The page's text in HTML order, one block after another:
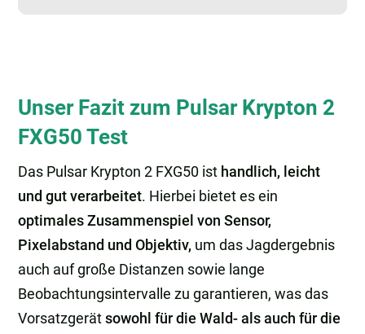
Unser Fazit zum Pulsar Krypton 2
FXG50 Test
Das Pulsar Krypton 2 FXG50 ist handlich, leicht
und gut verarbeitet. Hierbei bietet es ein
optimales Zusammenspiel von Sensor,
Pixelabstand und Objektiv, um das Jagdergebnis
auch auf große Distanzen sowie lange
Beobachtungsintervalle zu garantieren, was das
Vorsatzgerätsowohl für die Wald- als auch für die